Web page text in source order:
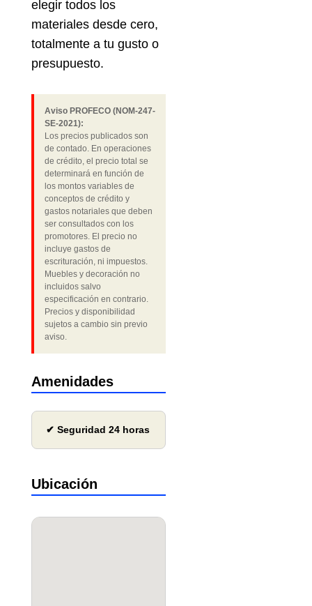
elegir todos los
materiales desde cero,
totalmente a tu gusto o
presupuesto.
Aviso PROFECO (NOM-247-
SE-2021):
Los precios publicados son
de contado. En operaciones
de crédito, el precio total se
determinará en función de
los montos variables de
conceptos de crédito y
gastos notariales que deben
ser consultados con los
promotores. El precio no
incluye gastos de
escrituración, ni impuestos.
Muebles y decoración no
incluidos salvo
especificación en contrario.
Precios y disponibilidad
sujetos a cambio sin previo
aviso.
Amenidades
✔ Seguridad 24 horas
Ubicación